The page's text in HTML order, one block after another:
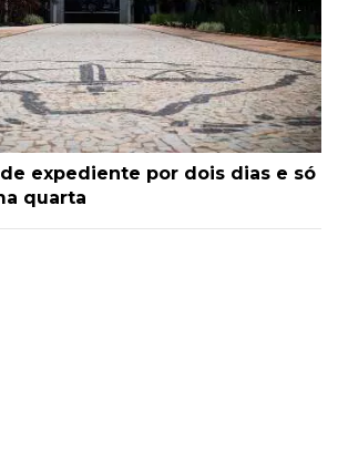
expediente por dois dias e só
quarta